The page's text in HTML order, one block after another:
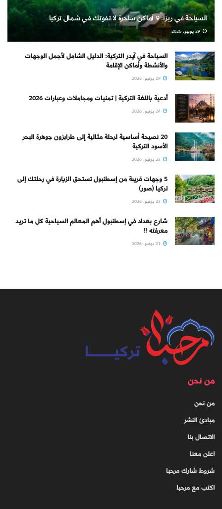
السياحة في ريزا: 9 أماكن ساحرة لا تفوتك في شمال تركيا
السياحة في آيدر التركية: الدليل الشامل لأجمل الوجهات
والأنشطة وأماكن الإقامة
أدعية باللغة التركية | تمنيات ومجاملات وعبارات 2026
20 نصيحة أساسية لرحلة مثالية إلى طرابزون جوهرة البحر
الأسود التركية
5 وجهات قريبة من إسطنبول تستحق الزيارة في رحلتك إلى
تركيا (صور)
شارع بغداد في إسطنبول أهم المعالم السياحية كل ما تريد
معرفته !!
من نحن
من نحن
مبادئ النشر
الاتصال بنا
اعلن معنا
شروط شارك مرحبا
اكتب مع مرحبا